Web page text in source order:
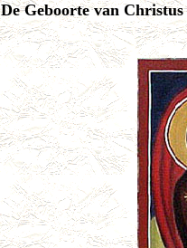
De Geboorte van Christus